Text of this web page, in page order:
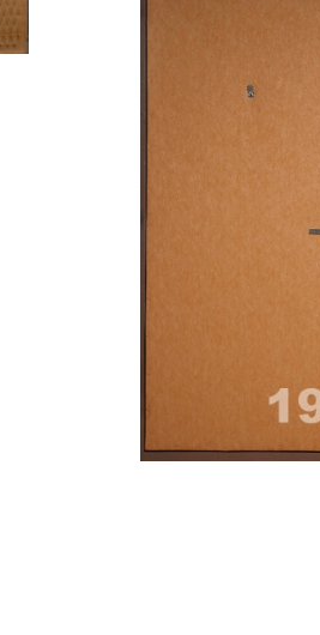
Двери с винилискожей